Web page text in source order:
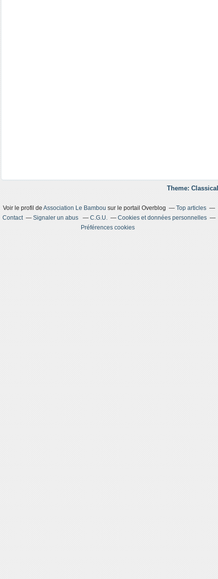
Theme:
Voir le profil deAssociation Le Bambou sur le portail Overblog
Top articles
Contact
Signaler un abus C.G.U.
Cookies et données personnelles
Préférences cookies